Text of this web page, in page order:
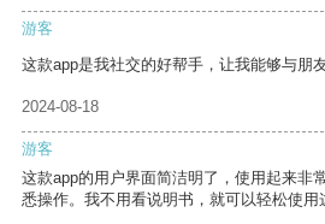
游客
这款app是我社交的好帮手，让我能够与朋
2024-08-18
游客
这款app的用户界面简洁明了，使用起来非
悉操作。我不用看说明书，就可以轻松使用